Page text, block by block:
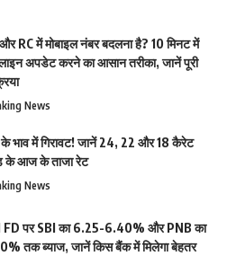
RC में मोबाइल नंबर बदलना है? 10 मिनट में
अपडेट करने का आसान तरीका, जानें पूरी
News
भाव में गिरावट! जानें 24, 22 और 18 कैरेट
के आज के ताजा रेट
News
FD पर SBI का 6.25-6.40% और PNB का
तक ब्याज, जानें किस बैंक में मिलेगा बेहतर